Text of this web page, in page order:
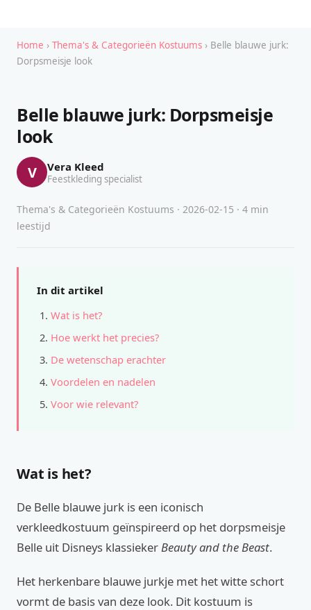
Home › Thema's & Categorieën Kostuums › Belle blauwe jurk:
Dorpsmeisje look
Belle blauwe jurk: Dorpsmeisje
look
V Vera Kleed
Feestkleding specialist
Thema's & Categorieën Kostuums · 2026-02-15 · 4 min
leestijd
In dit artikel
Wat is het?
Hoe werkt het precies?
De wetenschap erachter
Voordelen en nadelen
Voor wie relevant?
Wat is het?
De Belle blauwe jurk is een iconisch
verkleedkostuum geïnspireerd op het dorpsmeisje
Belle uit Disneys klassiekerBeauty and the Beast.
Het herkenbare blauwe jurkje met het witte schort
vormt de basis van deze look. Dit kostuum is